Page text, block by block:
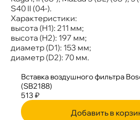
S40 II (04-).
Характеристики:
ысота (H1): 211 мм;
ысота (H2): 197 мм;
диаметр (D1): 153 мм;
диаметр (D2): 70 мм.
ставка воздушного фильтра
(SB2188)
513 ₽
Добавить в